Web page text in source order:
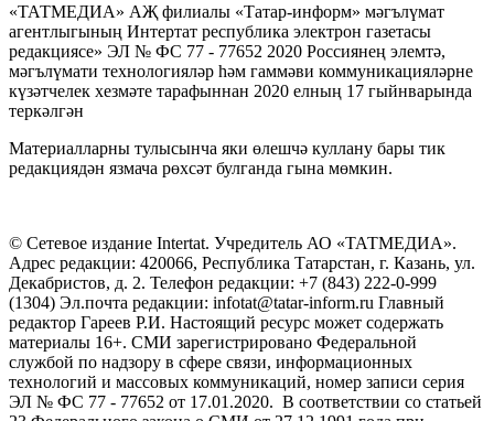
«ТАТМЕДИА» АҖ филиалы «Татар-информ» мәгълүмат
агентлыгының Интертат республика электрон газетасы
редакциясе» ЭЛ № ФС 77 - 77652 2020 Россиянең элемтә,
мәгълүмати технологияләр һәм гаммәви коммуникацияләрне
күзәтчелек хезмәте тарафыннан 2020 елның 17 гыйнварында
теркәлгән
Материалларны тулысынча яки өлешчә куллану бары тик
редакциядән язмача рөхсәт булганда гына мөмкин.
© Сетевое издание Intertat. Учредитель АО «ТАТМЕДИА».
Адрес редакции: 420066, Республика Татарстан, г. Казань, ул.
Декабристов, д. 2. Телефон редакции: +7 (843) 222-0-999
(1304) Эл.почта редакции: infotat@tatar-inform.ru Главный
редактор Гареев Р.И. Настоящий ресурс может содержать
материалы 16+. СМИ зарегистрировано Федеральной
службой по надзору в сфере связи, информационных
технологий и массовых коммуникаций, номер записи серия
ЭЛ № ФС 77 - 77652 от 17.01.2020. В соответствии со статьей